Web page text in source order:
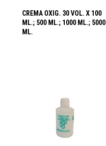
CREMA OXIG. 30 VOL. X 100
ML.; 500 ML.; 1000 ML.; 5000
ML.